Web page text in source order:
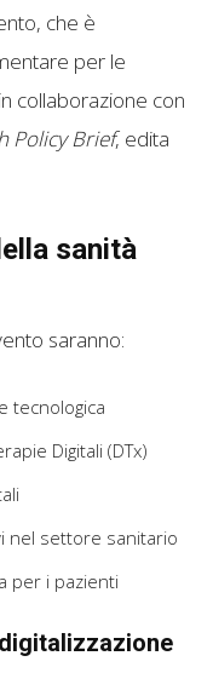
che è
per le
collaborazione con
Policy Brief, edita
sanità
saranno:
tecnologica
Digitali (DTx)
nel settore sanitario
per i pazienti